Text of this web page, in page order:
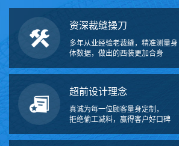
资深裁缝操刀
多年从业经验老裁缝，精准测量身
体数据，做出的西装更加合身
超前设计理念
真诚为每一位顾客量身定制，
拒绝偷工减料，赢得客户好口碑